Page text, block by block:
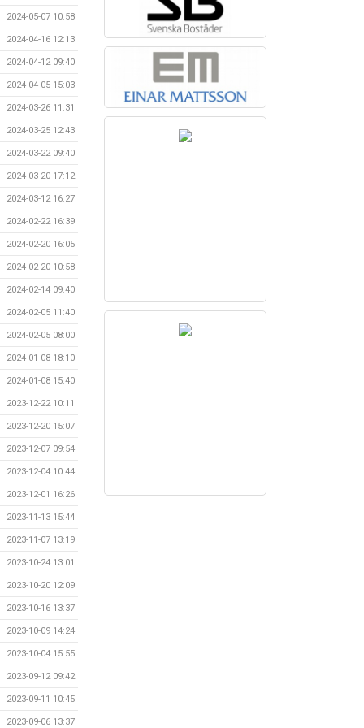
2024-05-07 10:58
2024-04-16 12:13
2024-04-12 09:40
2024-04-05 15:03
2024-03-26 11:31
2024-03-25 12:43
2024-03-22 09:40
2024-03-20 17:12
2024-03-12 16:27
2024-02-22 16:39
2024-02-20 16:05
2024-02-20 10:58
2024-02-14 09:40
2024-02-05 11:40
2024-02-05 08:00
2024-01-08 18:10
2024-01-08 15:40
2023-12-22 10:11
2023-12-20 15:07
2023-12-07 09:54
2023-12-04 10:44
2023-12-01 16:26
2023-11-13 15:44
2023-11-07 13:19
2023-10-24 13:01
2023-10-20 12:09
2023-10-16 13:37
2023-10-09 14:24
2023-10-04 15:55
2023-09-12 09:42
2023-09-11 10:45
2023-09-06 13:37